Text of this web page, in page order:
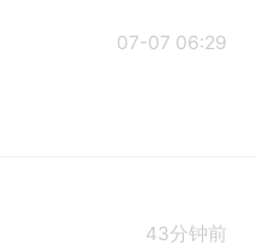
07-07 06:29
43分钟前